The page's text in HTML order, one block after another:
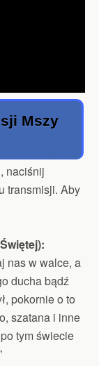
Mszy
naciśnij
transmisji. Aby
nas w walce, a
ducha bądź
pokornie o to
szatana i inne
tym świecie